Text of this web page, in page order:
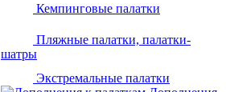
Кемпинговые палатки
Пляжные палатки, палатки-
шатры
Экстремальные палатки